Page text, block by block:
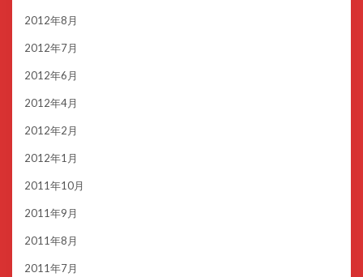
2012年8月
2012年7月
2012年6月
2012年4月
2012年2月
2012年1月
2011年10月
2011年9月
2011年8月
2011年7月